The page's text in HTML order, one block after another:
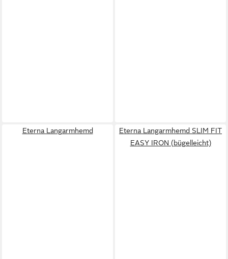
Eterna Langarmhemd
Eterna Langarmhemd SLIM FIT
EASY IRON (bügelleicht)